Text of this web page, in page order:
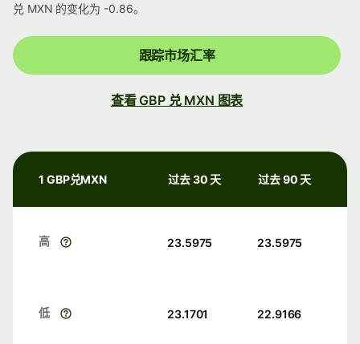
兑 MXN 的变化为 -0.86。
跟踪市场汇率
查看 GBP 兑 MXN 图表
1 GBP兑MXN 过去 30 天 过去 90 天
高 23.5975 23.5975
低 23.1701 22.9166